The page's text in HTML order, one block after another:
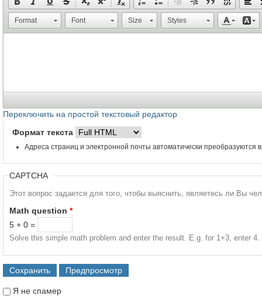
Format Font Size Styles
Переключить на простой текстовый редактор
Формат текста
Адреса страниц и электронной почты автоматически преобразуются
CAPTCHA
Этот вопрос задается для того, чтобы выяснить, являетесь ли Вы
Math question *
5 + 0 =
Solve this simple math problem and enter the result. E.g. for 1+3, enter 4.
Я не спамер